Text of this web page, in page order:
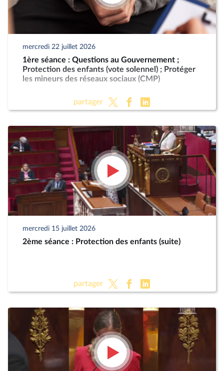
mercredi 22 juillet 2026
1ère séance : Questions au Gouvernement ;
Protection des enfants (vote solennel) ; Protéger
les mineurs des réseaux sociaux (CMP)
partager
mercredi 15 juillet 2026
2ème séance : Protection des enfants (suite)
partager